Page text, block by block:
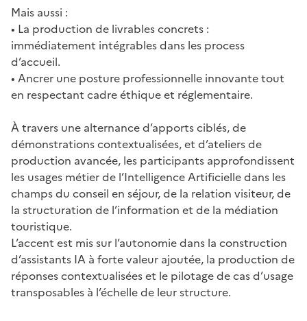
Mais aussi :
• La production de livrables concrets :
immédiatement intégrables dans les process
d’accueil.
• Ancrer une posture professionnelle innovante tout
en respectant cadre éthique et réglementaire.
À travers une alternance d’apports ciblés, de
démonstrations contextualisées, et d’ateliers de
production avancée, les participants approfondissent
les usages métier de l’Intelligence Artificielle dans les
champs du conseil en séjour, de la relation visiteur, de
la structuration de l’information et de la médiation
touristique.
L’accent est mis sur l’autonomie dans la construction
d’assistants IA à forte valeur ajoutée, la production de
réponses contextualisées et le pilotage de cas d’usage
transposables à l’échelle de leur structure.